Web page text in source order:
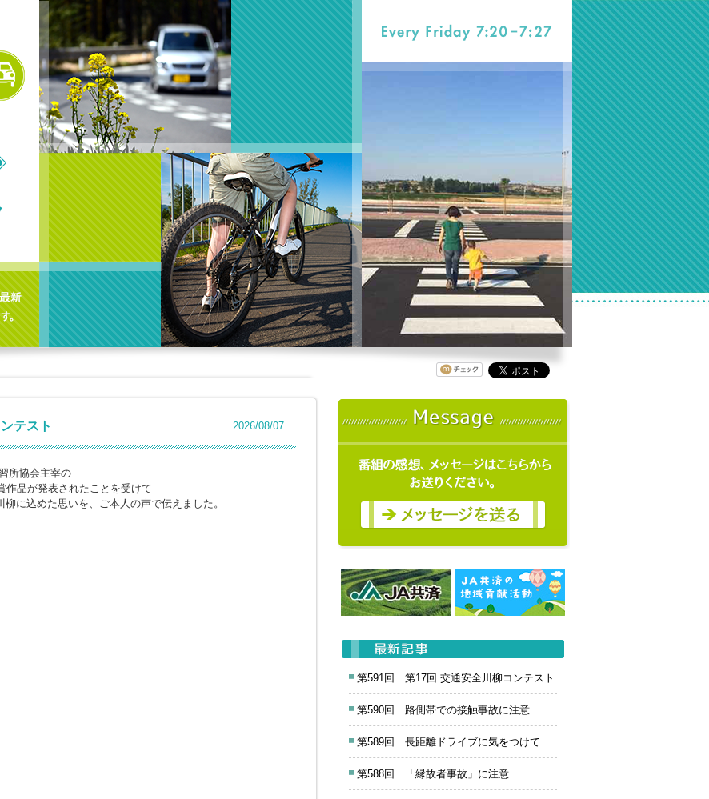
テスト 2026/08/07
所協会主宰の
作品が発表されたことを受けて
に込めた思いを、ご本人の声で伝えました。
第591回 第17回 交通安全川柳コンテスト
第590回 路側帯での接触事故に注意
第589回 長距離ドライブに気をつけて
第588回 「縁故者事故」に注意